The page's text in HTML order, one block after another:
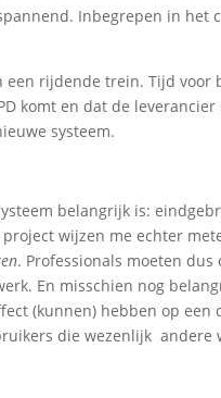
Inbegrepen in het
een rijdende trein. Tijd voor
komt en dat de
systeem.
belangrijk is:
wijzen me echter
. Professionals moeten dus
En misschien nog
(kunnen) hebben op een
die wezenlijk andere